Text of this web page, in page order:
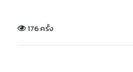
176 ครั้ง